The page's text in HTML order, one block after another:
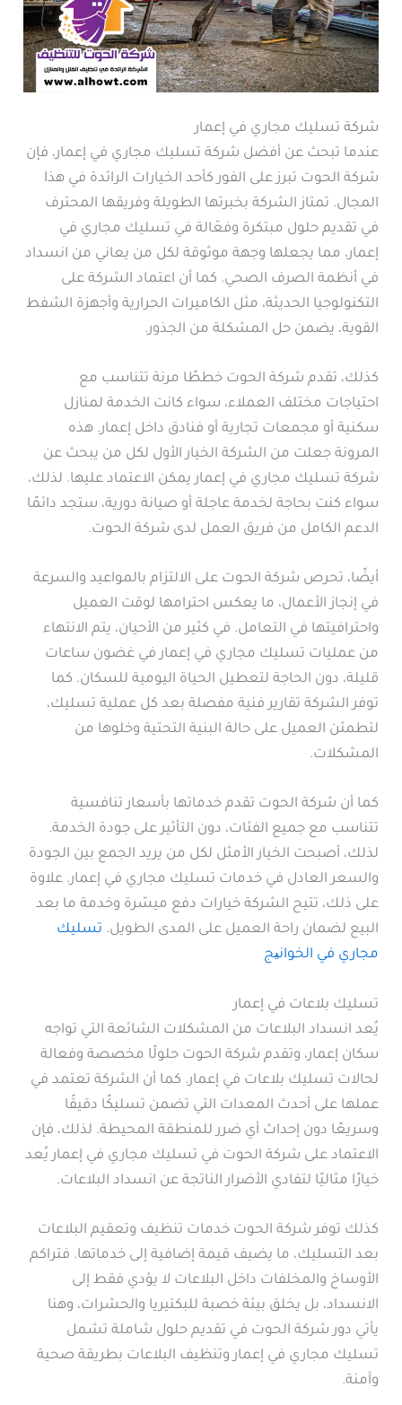
شركة تسليك مجاري في إعمار
عندما تبحث عن أفضل شركة تسليك مجاري في إعمار، فإن
شركة الحوت تبرز على الفور كأحد الخيارات الرائدة في هذا
المجال. تمتاز الشركة بخبرتها الطويلة وفريقها المحترف
في تقديم حلول مبتكرة وفعّالة في تسليك مجاري في
إعمار، مما يجعلها وجهة موثوقة لكل من يعاني من انسداد
في أنظمة الصرف الصحي. كما أن اعتماد الشركة على
التكنولوجيا الحديثة، مثل الكاميرات الحرارية وأجهزة الشفط
القوية، يضمن حل المشكلة من الجذور.
كذلك، تقدم شركة الحوت خططًا مرنة تتناسب مع
احتياجات مختلف العملاء، سواء كانت الخدمة لمنازل
سكنية أو مجمعات تجارية أو فنادق داخل إعمار. هذه
المرونة جعلت من الشركة الخيار الأول لكل من يبحث عن
شركة تسليك مجاري في إعمار يمكن الاعتماد عليها. لذلك،
سواء كنت بحاجة لخدمة عاجلة أو صيانة دورية، ستجد دائمًا
الدعم الكامل من فريق العمل لدى شركة الحوت.
أيضًا، تحرص شركة الحوت على الالتزام بالمواعيد والسرعة
في إنجاز الأعمال، ما يعكس احترامها لوقت العميل
واحترافيتها في التعامل. في كثير من الأحيان، يتم الانتهاء
من عمليات تسليك مجاري في إعمار في غضون ساعات
قليلة، دون الحاجة لتعطيل الحياة اليومية للسكان. كما
توفر الشركة تقارير فنية مفصلة بعد كل عملية تسليك،
لتطمئن العميل على حالة البنية التحتية وخلوها من
المشكلات.
كما أن شركة الحوت تقدم خدماتها بأسعار تنافسية
تتناسب مع جميع الفئات، دون التأثير على جودة الخدمة.
لذلك، أصبحت الخيار الأمثل لكل من يريد الجمع بين الجودة
والسعر العادل في خدمات تسليك مجاري في إعمار. علاوة
على ذلك، تتيح الشركة خيارات دفع ميسّرة وخدمة ما بعد
البيع لضمان راحة العميل على المدى الطويل. تسليك
مجاري في الخوانیج
تسليك بلاعات في إعمار
يُعد انسداد البلاعات من المشكلات الشائعة التي تواجه
سكان إعمار، وتقدم شركة الحوت حلولًا مخصصة وفعالة
لحالات تسليك بلاعات في إعمار. كما أن الشركة تعتمد في
عملها على أحدث المعدات التي تضمن تسليكًا دقيقًا
وسريعًا دون إحداث أي ضرر للمنطقة المحيطة. لذلك، فإن
الاعتماد على شركة الحوت في تسليك مجاري في إعمار يُعد
خيارًا مثاليًا لتفادي الأضرار الناتجة عن انسداد البلاعات.
كذلك توفر شركة الحوت خدمات تنظيف وتعقيم البلاعات
بعد التسليك، ما يضيف قيمة إضافية إلى خدماتها. فتراكم
الأوساخ والمخلفات داخل البلاعات لا يؤدي فقط إلى
الانسداد، بل يخلق بيئة خصبة للبكتيريا والحشرات، وهنا
يأتي دور شركة الحوت في تقديم حلول شاملة تشمل
تسليك مجاري في إعمار وتنظيف البلاعات بطريقة صحية
وآمنة.